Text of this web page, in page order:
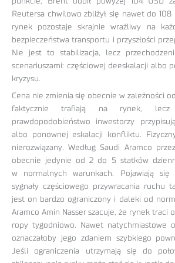
Reutersa chwilowo zbliżył się nawet do 108
rynek pozostaje skrajnie wrażliwy na
bezpieczeństwa transportu i przyszłości
Nie jest to stabilizacja, lecz
scenariuszami: częściowej deeskalacji albo
kryzysu.
Cena nie zmienia się obecnie w zależności
faktycznie trafiają na rynek,
prawdopodobieństwo inwestorzy
albo ponownej eskalacji konfliktu.
nierozwiązany. Według Saudi Aramco
obecnie jedynie od 2 do 5 statków
w normalnych warunkach. Pojawiają się
sygnały częściowego przywracania ruchu
jest on bardzo ograniczony i daleki od
Aramco Amin Nasser szacuje, że rynek traci
ropy tygodniowo. Nawet natychmiastowe
oznaczałoby jego zdaniem szybkiego
Jeśli ograniczenia utrzymają się do